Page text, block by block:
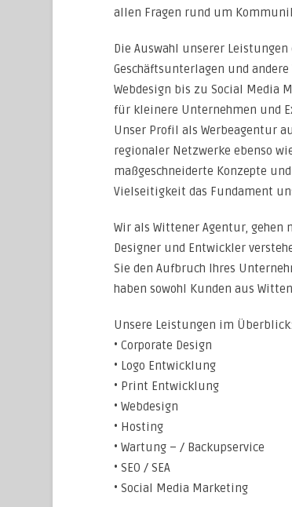
allen Fragen rund um
Die Auswahl unserer
Geschäftsunterlagen und
Webdesign bis zu Social Media
für kleinere Unternehmen und
Unser Profil als Werbeagentur
regionaler Netzwerke ebenso
maßgeschneiderte Konzepte
Vielseitigkeit das Fundament
Wir als Wittener Agentur,
Designer und Entwickler
Sie den Aufbruch Ihres
haben sowohl Kunden aus
Unsere Leistungen im Überblick:
• Corporate Design
• Logo Entwicklung
• Print Entwicklung
• Webdesign
• Hosting
• Wartung – / Backupservice
• SEO / SEA
• Social Media Marketing